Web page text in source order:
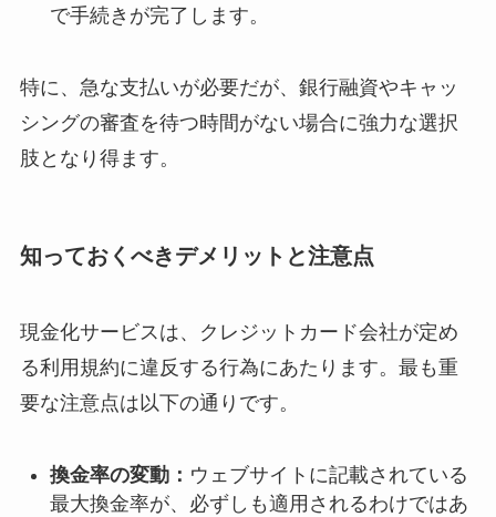
で手続きが完了します。
特に、急な支払いが必要だが、銀行融資やキャッ
シングの審査を待つ時間がない場合に強力な選択
肢となり得ます。
知っておくべきデメリットと注意点
現金化サービスは、クレジットカード会社が定め
る利用規約に違反する行為にあたります。最も重
要な注意点は以下の通りです。
換金率の変動： ウェブサイトに記載されている
最大換金率が、必ずしも適用されるわけではあ